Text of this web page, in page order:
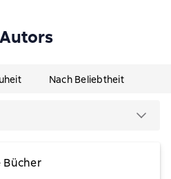
Nach Beliebtheit
Bücher